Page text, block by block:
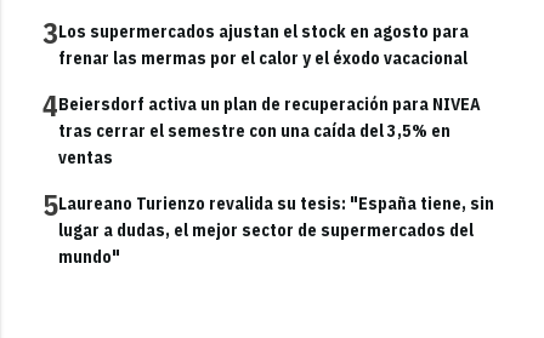
3Los supermercados ajustan el stock en agosto para
frenar las mermas por el calor y el éxodo vacacional
4Beiersdorf activa un plan de recuperación para NIVEA
tras cerrar el semestre con una caída del 3,5% en
ventas
5Laureano Turienzo revalida su tesis: "España tiene, sin
lugar a dudas, el mejor sector de supermercados del
mundo"